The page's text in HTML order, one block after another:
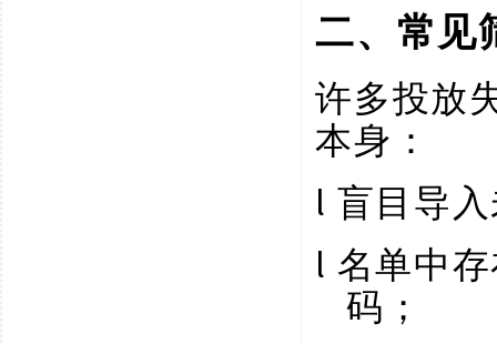
二、常见
许多投放
本身：
l 盲目导
l 名单中
码；